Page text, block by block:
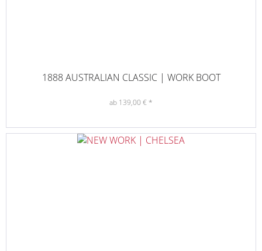
1888 AUSTRALIAN CLASSIC | WORK BOOT
ab 139,00 € *